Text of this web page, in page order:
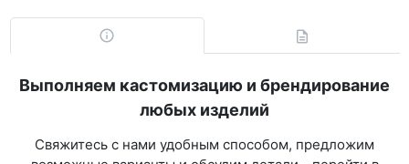
Выполняем кастомизацию и брендирование
любых изделий
Свяжитесь с нами удобным способом, предложим